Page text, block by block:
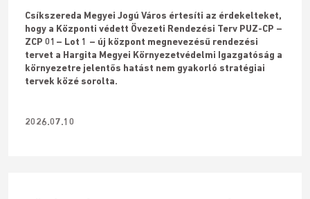
Csíkszereda Megyei Jogú Város értesíti az érdekelteket,
hogy a Központi védett Övezeti Rendezési Terv PUZ-CP –
ZCP 01– Lot 1 – új központ megnevezésű rendezési
tervet a Hargita Megyei Környezetvédelmi Igazgatóság a
környezetre jelentős hatást nem gyakorló stratégiai
tervek közé sorolta.
2026.07.10